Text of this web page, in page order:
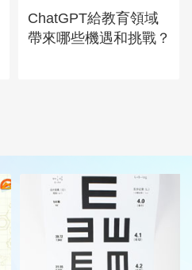
ChatGPT給教育領域
帶來哪些機遇和挑戰？